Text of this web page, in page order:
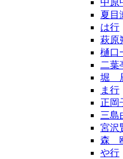
中原
夏目
は行
萩原
樋口
二葉
堀
ま行
正岡
三島
宮沢
森
や行